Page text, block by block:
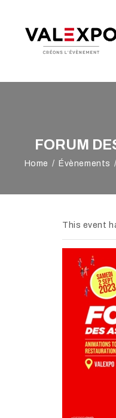
FORUM
Home Évènements
AGENDA
ACCÈS &
This event